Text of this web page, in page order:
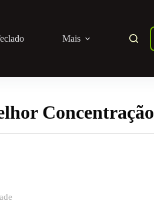
Mais